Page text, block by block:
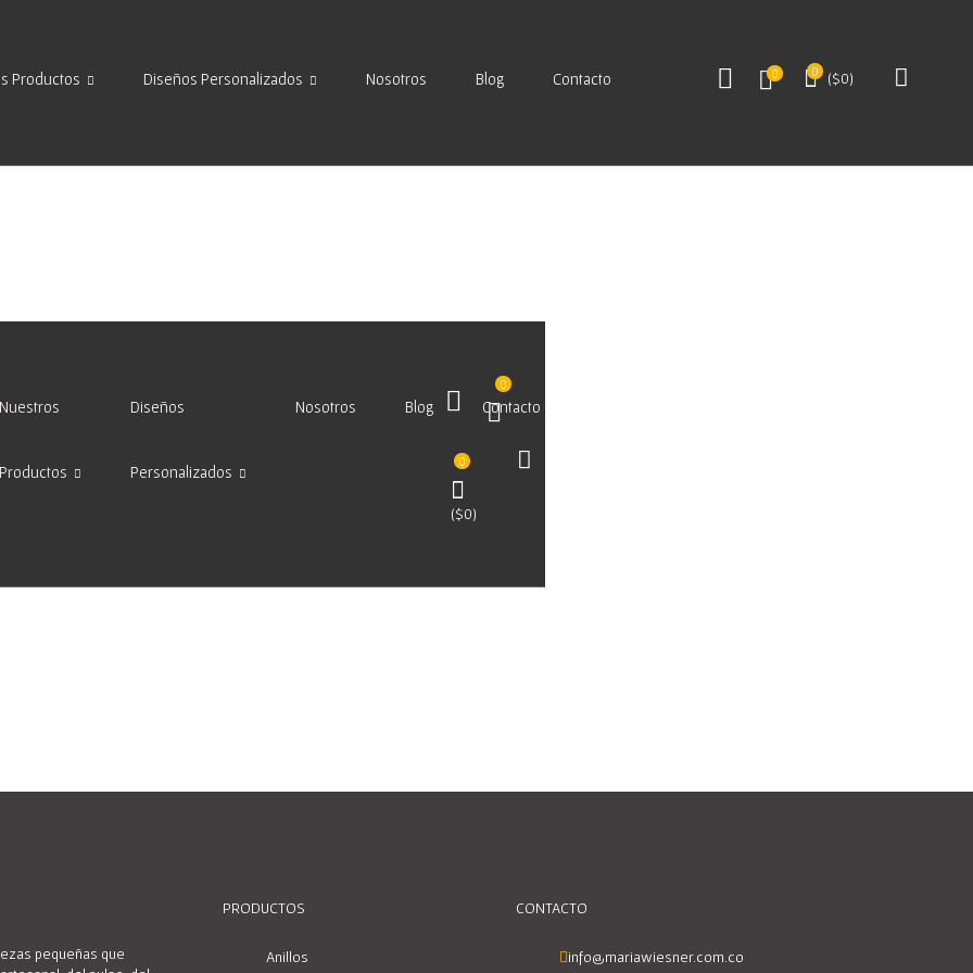
Productos Diseños Personalizados Nosotros Blog Contacto 0 0 ($0)
Nuestros
Productos
Diseños
Personalizados
Nosotros Blog Contacto
0
0
($0)
pequeñas que
PRODUCTOS
Anillos
CONTACTO
info@mariawiesner.com.co